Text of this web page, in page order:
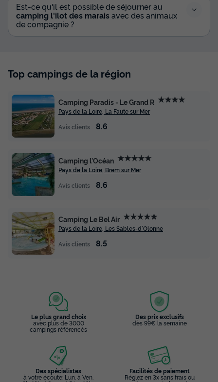
Est-ce qu'il est possible de séjourner au
camping l'ilot des maraisavec des animaux
de compagnie ?
Top campings de la région
Camping Paradis - Le Grand R ★★★★
Pays de la Loire, La Faute sur Mer
Avis clients
8.6
Camping l'Océan ★★★★★
Pays de la Loire, Brem sur Mer
Avis clients
8.6
Camping Le Bel Air ★★★★★
Pays de la Loire, Les Sables-d'Olonne
Avis clients
8.5
Le plus grand choix
avec plus de 3000
campings référencés
Des prix exclusifs
dès 99€ la semaine
Des spécialistes
à votre écoute: Lun. à Ven.
Facilités de paiement
Réglez en 3x sans frais ou